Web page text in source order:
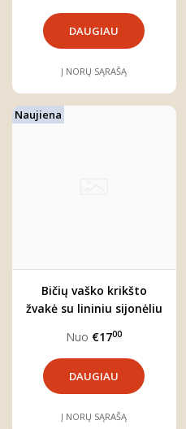
DAUGIAU
Į NORŲ SĄRAŠĄ
Naujiena
Bičių vaško krikšto
žvakė su lininiu sijonėliu
Nuo €1700
DAUGIAU
Į NORŲ SĄRAŠĄ